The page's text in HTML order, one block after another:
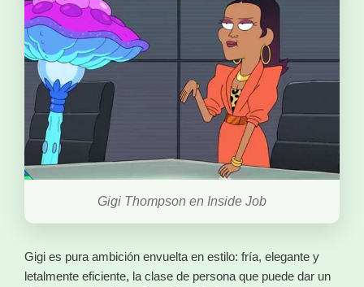
Gigi Thompson en Inside Job
Gigi es pura ambición envuelta en estilo: fría, elegante y
letalmente eficiente, la clase de persona que puede dar un